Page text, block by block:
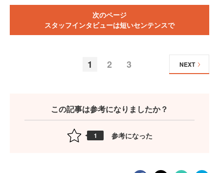
次のページ
スタッフインタビューは短いセンテンスで
1 2 3 NEXT
この記事は参考になりましたか？
1 参考になった